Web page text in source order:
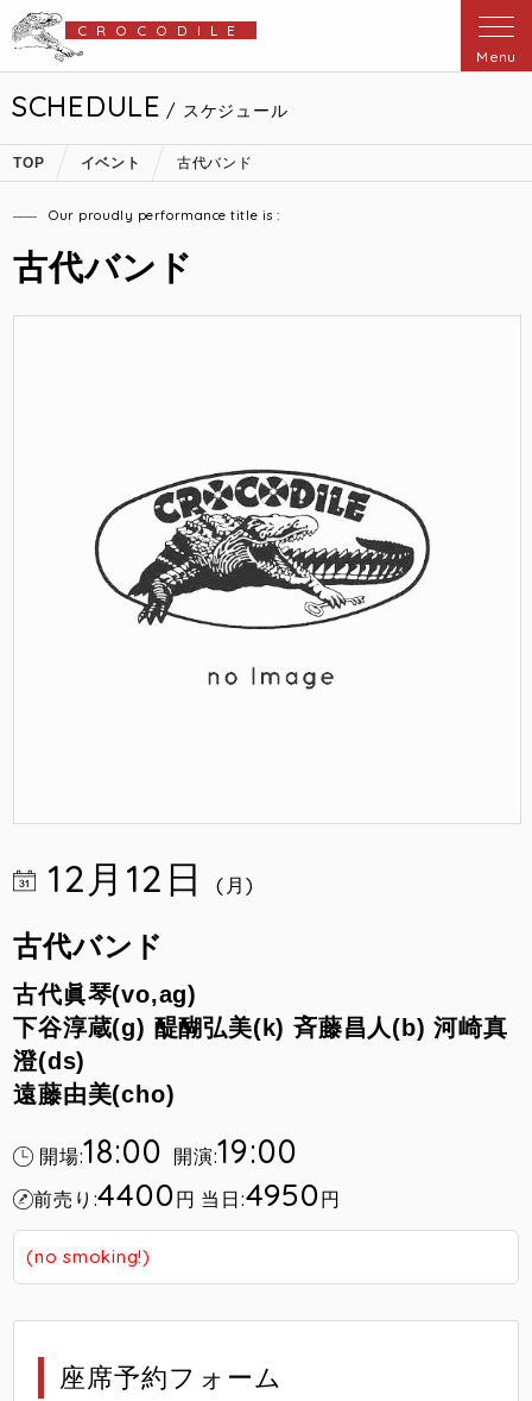
CROCODILE
Menu
SCHEDULE / スケジュール
TOP イベント 古代バンド
Our proudly performance title is :
古代バンド
12月12日(月)
古代バンド
古代眞琴(vo,ag)
下谷淳蔵(g) 醍醐弘美(k) 斉藤昌人(b) 河崎真
澄(ds)
遠藤由美(cho)
開場:18:00 開演:19:00
前売り:4400円 当日:4950円
(no smoking!)
座席予約フォーム